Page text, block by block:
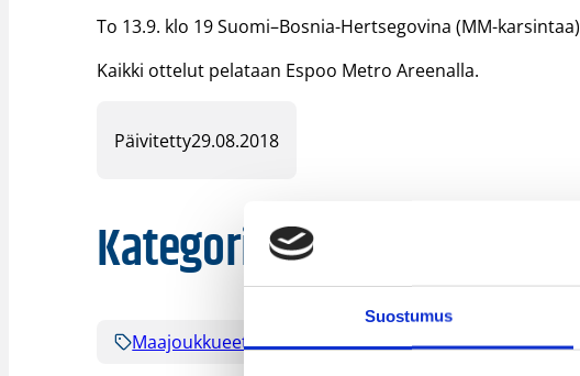
Suostumus
To 13.9. klo 19 Suomi–Bosnia-Hertsegovina (MM-karsintaa)
Kaikki ottelut pelataan Espoo Metro Areenalla.
Päivitetty29.08.2018
Kategoriat
Maajoukkueet MM-karsinnat Pääjuttu